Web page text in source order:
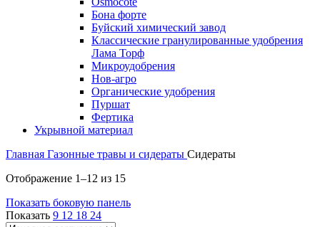
Бона форте
Буйский химический завод
Классические гранулированные удобрения
Лама Торф
Микроудобрения
Нов-агро
Органические удобрения
Пуршат
Фертика
Укрывной материал
Главная Газонные травы и сидераты Сидераты
Отображение 1–12 из 15
Показать боковую панель
Показать 9 12 18 24